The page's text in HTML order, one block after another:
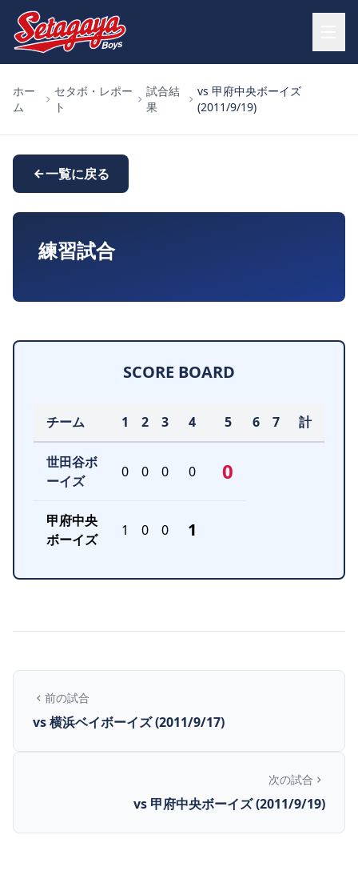
ホー
ム
セタボ・レポー
ト
試合結
果
vs 甲府中央ボーイズ
(2011/9/19)
一覧に戻る
練習試合
SCORE BOARD
チーム 1 2 3 4 5 6 7 計
世田谷ボ
ーイズ
0 0 0 0 0
甲府中央
ボーイズ
1 0 0 1
前の試合
vs 横浜ベイボーイズ (2011/9/17)
次の試合
vs 甲府中央ボーイズ (2011/9/19)